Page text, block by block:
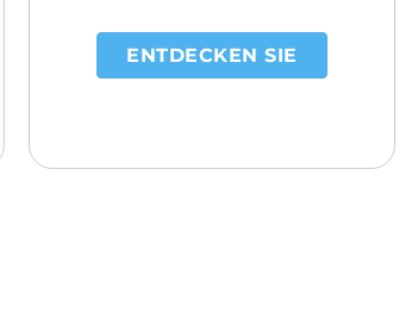
ENTDECKEN SIE